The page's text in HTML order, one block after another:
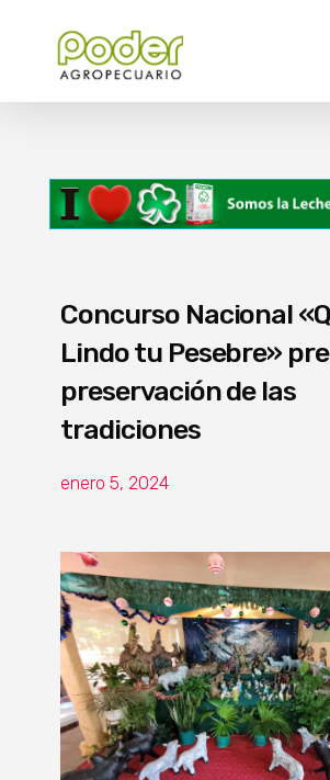
Concurso Nacional
Lindo tu Pesebre»
preservación de las
tradiciones
enero 5, 2024